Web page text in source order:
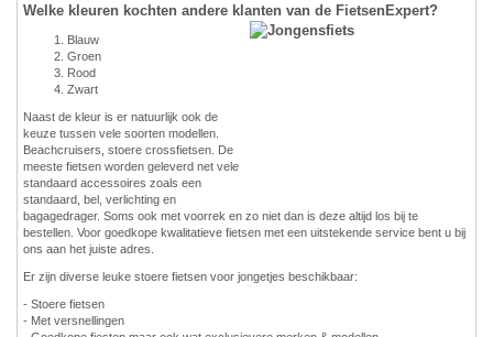
Welke kleuren kochten andere klanten van de FietsenExpert?
Blauw
Groen
Rood
Zwart
Naast de kleur is er natuurlijk ook de
keuze tussen vele soorten modellen.
Beachcruisers, stoere crossfietsen. De
meeste fietsen worden geleverd net vele
standaard accessoires zoals een
standaard, bel, verlichting en
bagagedrager. Soms ook met voorrek en zo niet dan is deze altijd los bij te
bestellen. Voor goedkope kwalitatieve fietsen met een uitstekende service bent u bij
ons aan het juiste adres.
Er zijn diverse leuke stoere fietsen voor jongetjes beschikbaar:
- Stoere fietsen
- Met versnellingen